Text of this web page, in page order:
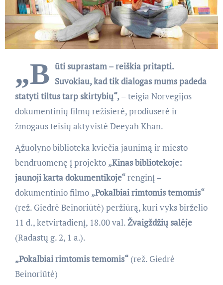
„B ūti suprastam – reiškia pritapti.
Suvokiau, kad tik dialogas mums padeda
statyti tiltus tarp skirtybių“,– teigia Norvegijos
dokumentinių filmų režisierė, prodiuserė ir
žmogaus teisių aktyvistė Deeyah Khan.
Ąžuolyno biblioteka kviečia jaunimą ir miesto
bendruomenę į projekto „Kinas bibliotekoje:
jaunoji karta dokumentikoje“renginį –
dokumentinio filmo „Pokalbiai rimtomis temomis“
(rež. Giedrė Beinoriūtė) peržiūrą, kuri vyks birželio
11 d., ketvirtadienį, 18.00 val.Žvaigždžių salėje
(Radastų g. 2, 1 a.).
„Pokalbiai rimtomis temomis“(rež. Giedrė
Beinoriūtė)